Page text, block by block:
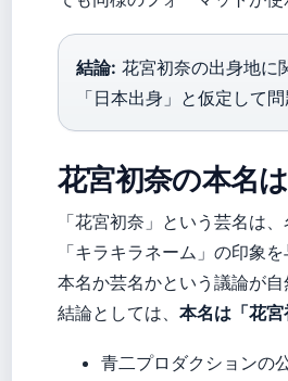
結論: 花宮初奈の出身地に
「日本出身」と仮定して
花宮初奈の本名
「花宮初奈」という芸名は
「キラキラネーム」の印象
本名か芸名かという議論が自
結論としては、 本名は「花
青二プロダクションの